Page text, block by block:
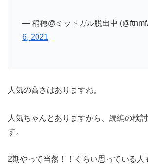
— 稲穂@ミッドガル脱出中
6, 2021
人気の高さはありますね。
人気ちゃんとありますから、続編の検
す。
2期やって当然！！くらい思っている人